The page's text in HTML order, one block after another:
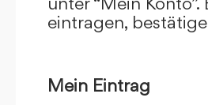
eintragen,
Mein Eintrag